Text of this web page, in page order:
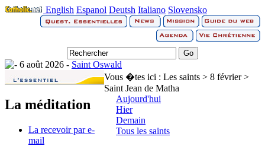
English Espanol Deutsh Italiano Slovensko
6 août 2026 - Saint Oswald
La méditation
La recevoir par e-
mail
Vous �tes ici : Les saints > 8 février >
Saint Jean de Matha
Aujourd'hui
Hier
Demain
Tous les saints